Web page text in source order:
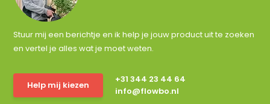
Stuur mij een berichtje en ik help je jouw product uit te zoeken
en vertel je alles wat je moet weten.
Help mij kiezen
+31 344 23 44 64
info@flowbo.nl